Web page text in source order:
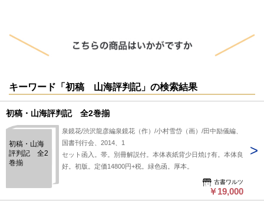
キーワード「初稿 山海評判記」の検索結果
初稿・山海評判記 全2巻揃
初稿・山海
評判記 全2
巻揃
泉鏡花/渋沢龍彦編泉鏡花（作）/小村雪岱（画）/田中励儀編、
国書刊行会、2014、1
セット函入。帯。別冊解説付。本体表紙背少日焼け有。本体良
好。初版。定価14800円+税。緑色函。厚本。
古書ワルツ
￥19,000